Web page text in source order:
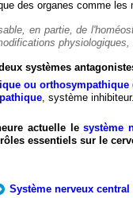
des organes comme
en partie, de
systèmes
ou orthosympathique
, système inhibiteur.
actuelle lesystème
essentiels sur le
Système nerveux central